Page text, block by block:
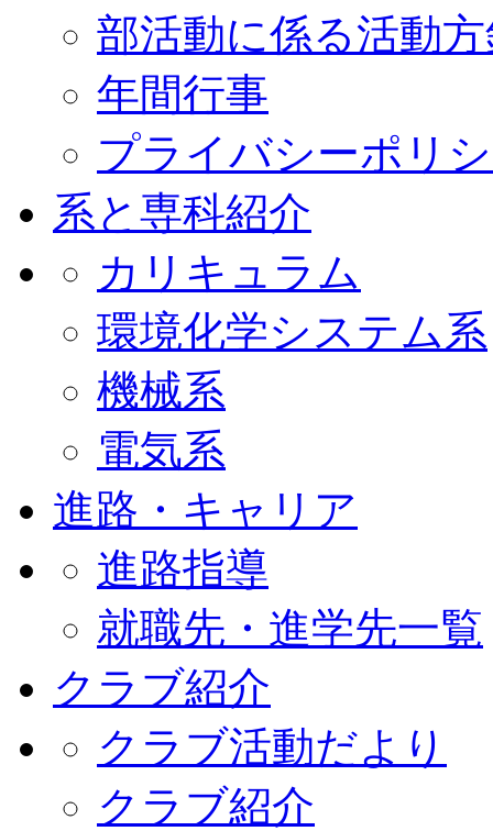
部活動に係る活動
年間行事
プライバシーポリ
系と専科紹介
カリキュラム
環境化学システム系
機械系
電気系
進路・キャリア
進路指導
就職先・進学先一覧
クラブ紹介
クラブ活動だより
クラブ紹介